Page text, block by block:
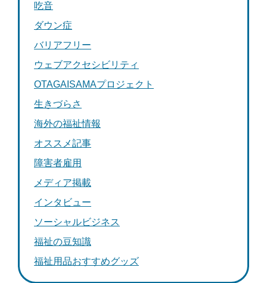
吃音
ダウン症
バリアフリー
ウェブアクセシビリティ
OTAGAISAMAプロジェクト
生きづらさ
海外の福祉情報
オススメ記事
障害者雇用
メディア掲載
インタビュー
ソーシャルビジネス
福祉の豆知識
福祉用品おすすめグッズ